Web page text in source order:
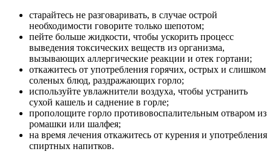
старайтесь не разговаривать, в случае острой
необходимости говорите только шепотом;
пейте больше жидкости, чтобы ускорить процесс
выведения токсических веществ из организма,
вызывающих аллергические реакции и отек гортани;
откажитесь от употребления горячих, острых и слишком
соленых блюд, раздражающих горло;
используйте увлажнители воздуха, чтобы устранить
сухой кашель и саднение в горле;
прополощите горло противовоспалительным отваром из
ромашки или шалфея;
на время лечения откажитесь от курения и употребления
спиртных напитков.